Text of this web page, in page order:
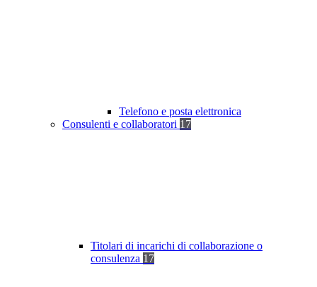
Telefono e posta elettronica
Consulenti e collaboratori 17
Titolari di incarichi di collaborazione o
consulenza 17